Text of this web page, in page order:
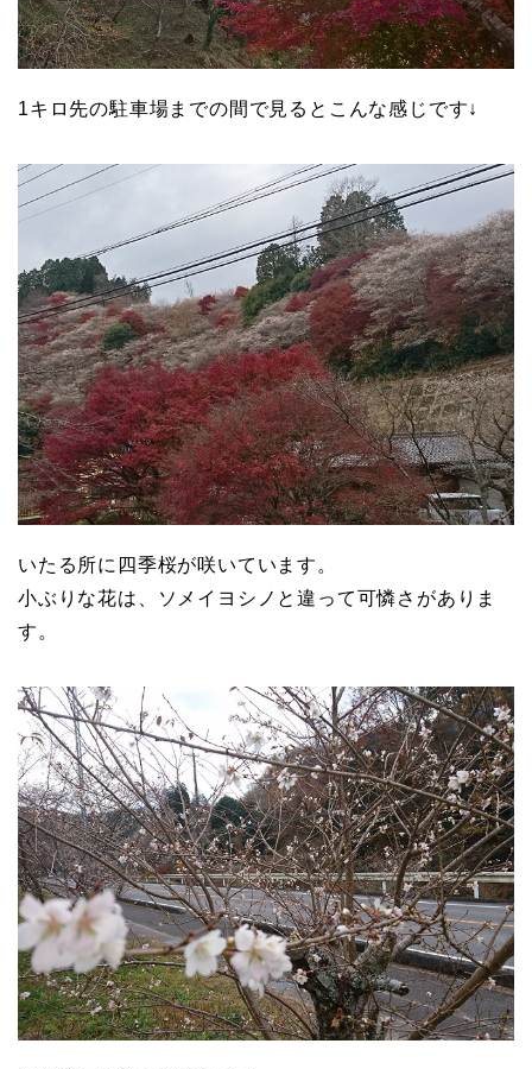
1キロ先の駐車場までの間で見るとこんな感じです↓
いたる所に四季桜が咲いています。
小ぶりな花は、ソメイヨシノと違って可憐さがありま
す。